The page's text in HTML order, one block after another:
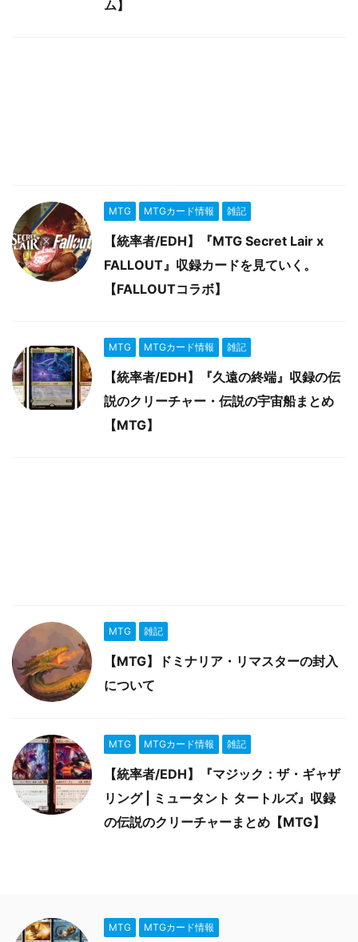
ム】
MTG MTGカード情報 雑記
【統率者/EDH】『MTG Secret Lair x
FALLOUT』収録カードを見ていく。
【FALLOUTコラボ】
MTG MTGカード情報 雑記
【統率者/EDH】『久遠の終端』収録の伝
説のクリーチャー・伝説の宇宙船まとめ
【MTG】
MTG 雑記
【MTG】ドミナリア・リマスターの封入
について
MTG MTGカード情報 雑記
【統率者/EDH】『マジック：ザ・ギャザ
リング | ミュータント タートルズ』収録
の伝説のクリーチャーまとめ【MTG】
MTG MTGカード情報